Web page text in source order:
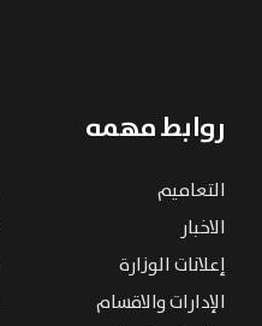
روابط مهمه
التعاميم
الاخبار
إعلانات الوزارة
الإدارات والاقسام